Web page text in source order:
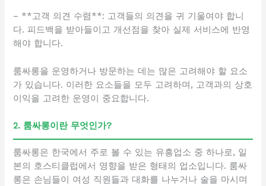
– **고객 의견 수렴**: 고객들의 의견을 귀 기울여야 합니
다. 피드백을 받아들이고 개선점을 찾아 실제 서비스에 반영
해야 합니다.
룸싸롱을 운영하거나 방문하는 데는 많은 고려해야 할 요소
가 있습니다. 이러한 요소들을 모두 고려하며, 고객과의 상호
이익을 고려한 운영이 중요합니다.
2. 룸싸롱이란 무엇인가?
룸싸롱은 한국에서 주로 볼 수 있는 유흥업소 중 하나로, 일
본의 호스티클럽에서 영향을 받은 형태의 업소입니다. 룸싸
롱은 손님들이 여성 직원들과 대화를 나누거나 술을 마시며